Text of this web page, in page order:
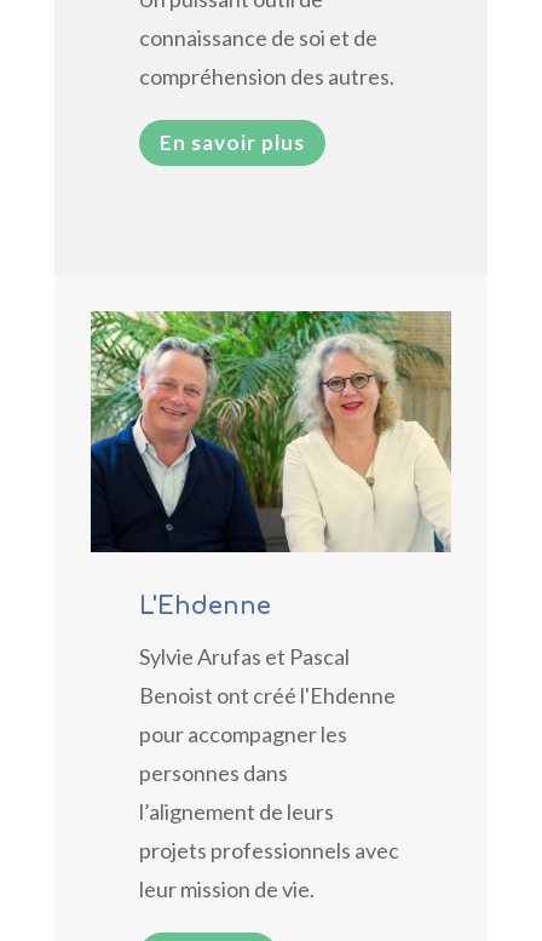
connaissance de soi et de
compréhension des autres.
En savoir plus
L'Ehdenne
Sylvie Arufas et Pascal
Benoist ont créé l'Ehdenne
pour accompagner les
personnes dans
l’alignement de leurs
projets professionnels avec
leur mission de vie.